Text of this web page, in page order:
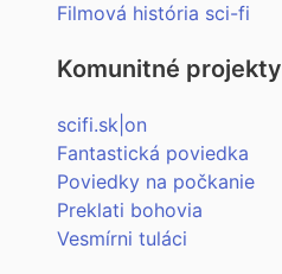
Filmová história sci-fi
Komunitné projekty
scifi.sk|on
Fantastická poviedka
Poviedky na počkanie
Preklati bohovia
Vesmírni tuláci